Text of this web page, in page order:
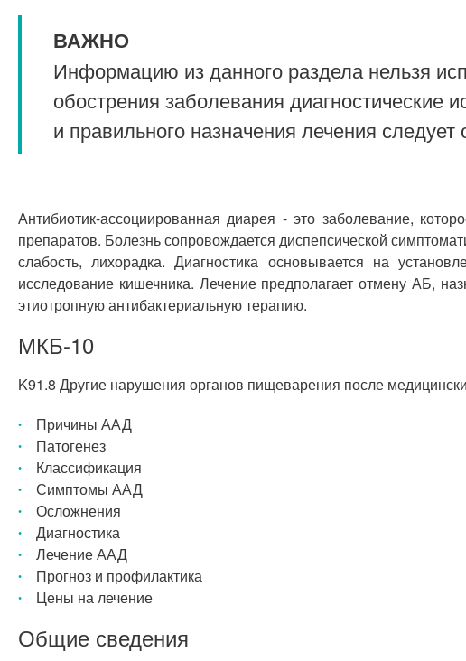
ВАЖНО
Информацию из данного раздела нельзя
обострения заболевания диагностические
и правильного назначения лечения
Антибиотик-ассоциированная диарея - это заболевание,
препаратов. Болезнь сопровождается диспепсической
слабость, лихорадка. Диагностика основывается на
исследование кишечника. Лечение предполагает отмену АБ,
этиотропную антибактериальную терапию.
МКБ-10
K91.8 Другие нарушения органов пищеварения после
Причины ААД
Патогенез
Классификация
Симптомы ААД
Осложнения
Диагностика
Лечение ААД
Прогноз и профилактика
Цены на лечение
Общие сведения